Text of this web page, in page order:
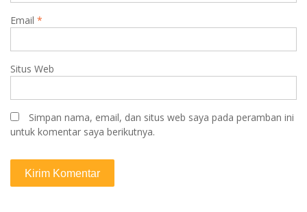
Email *
Situs Web
Simpan nama, email, dan situs web saya pada peramban ini
untuk komentar saya berikutnya.